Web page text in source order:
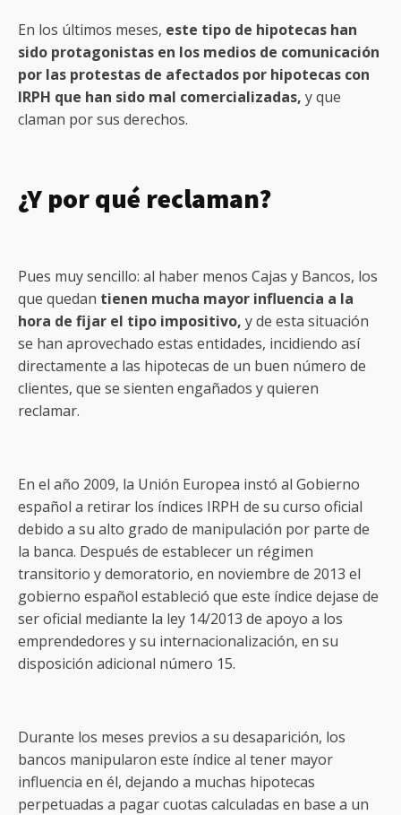
En los últimos meses, este tipo de hipotecas han
sido protagonistas en los medios de comunicación
por las protestas de afectados por hipotecas con
IRPH que han sido mal comercializadas, y que
claman por sus derechos.
¿Y por qué reclaman?
Pues muy sencillo: al haber menos Cajas y Bancos, los
que quedan tienen mucha mayor influencia a la
hora de fijar el tipo impositivo, y de esta situación
se han aprovechado estas entidades, incidiendo así
directamente a las hipotecas de un buen número de
clientes, que se sienten engañados y quieren
reclamar.
En el año 2009, la Unión Europea instó al Gobierno
español a retirar los índices IRPH de su curso oficial
debido a su alto grado de manipulación por parte de
la banca. Después de establecer un régimen
transitorio y demoratorio, en noviembre de 2013 el
gobierno español estableció que este índice dejase de
ser oficial mediante la ley 14/2013 de apoyo a los
emprendedores y su internacionalización, en su
disposición adicional número 15.
Durante los meses previos a su desaparición, los
bancos manipularon este índice al tener mayor
influencia en él, dejando a muchas hipotecas
perpetuadas a pagar cuotas calculadas en base a un